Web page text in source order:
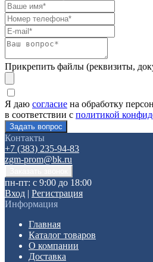
Прикрепить файлы (реквизиты,
Я даю согласие на обработку
в соответствии с политикой
Контакты
+7 (383) 235-94-83
zgm-prom@bk.ru
пн-пт: с 9:00 до 18:00
Вход | Регистрация
Информация
Главная
Каталог товаров
О компании
Доставка